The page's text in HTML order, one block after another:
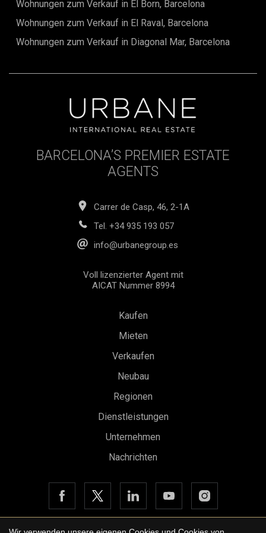
Renderings geben Ihnen die Möglichkeit, sich das
Endergebnis vorzustellen und in diesem einzigartigen Raum
zu visualisieren. Bald wird diese Wohnung bereit sein, Ihnen
eine unvergleichliche Lebensqualität in einem der
Wohnungen zum Verkauf in El Born, Barcelona
Wohnungen zum Verkauf in El Raval, Barcelona
Wohnungen zum Verkauf in Diagonal Mar, Barcelona
BARCELONA’S PREMIER ESTATE
AGENTS
Carrer de Casp, 46, 2-1A
Tel. +34 935 193 057
info@urbanegroup.es
Voll lizenzierter Agent mit
AICAT Nummer 8994
Kaufen
Mieten
Verkaufen
Neubau
Regionen
Dienstleistungen
Unternehmen
Nachrichten